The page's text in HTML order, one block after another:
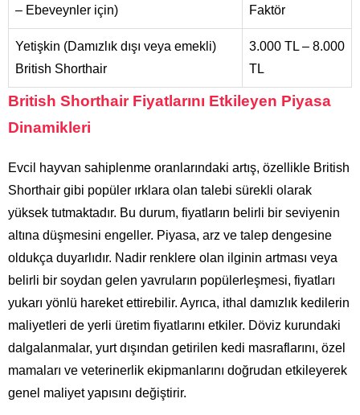
– Ebeveynler için)
Faktör
Yetişkin (Damızlık dışı veya emekli)
British Shorthair
3.000 TL – 8.000
TL
British Shorthair Fiyatlarını Etkileyen Piyasa
Dinamikleri
Evcil hayvan sahiplenme oranlarındaki artış, özellikle British
Shorthair gibi popüler ırklara olan talebi sürekli olarak
yüksek tutmaktadır. Bu durum, fiyatların belirli bir seviyenin
altına düşmesini engeller. Piyasa, arz ve talep dengesine
oldukça duyarlıdır. Nadir renklere olan ilginin artması veya
belirli bir soydan gelen yavruların popülerleşmesi, fiyatları
yukarı yönlü hareket ettirebilir. Ayrıca, ithal damızlık kedilerin
maliyetleri de yerli üretim fiyatlarını etkiler. Döviz kurundaki
dalgalanmalar, yurt dışından getirilen kedi masraflarını, özel
mamaları ve veterinerlik ekipmanlarını doğrudan etkileyerek
genel maliyet yapısını değiştirir.